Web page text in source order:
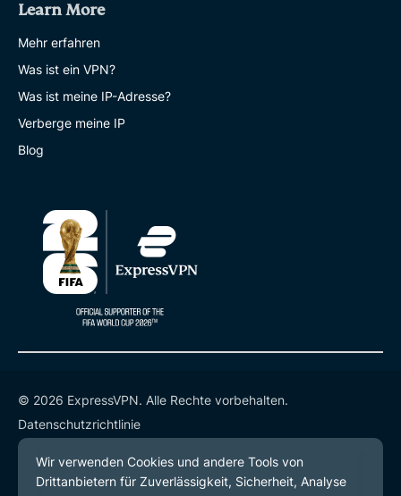
Learn More
Mehr erfahren
Was ist ein VPN?
Was ist meine IP-Adresse?
Verberge meine IP
Blog
© 2026 ExpressVPN. Alle Rechte vorbehalten.
Datenschutzrichtlinie
Servicebedingungen
Cookie-Einstellungen